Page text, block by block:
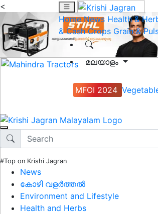
<
Home News Health &
& Cash Crops Grain &
മലയാളം
MFOI 2024
#Top on Krishi Jagran
News
കോഴി വളർത്തൽ
Environment and Lifestyle
Health and Herbs